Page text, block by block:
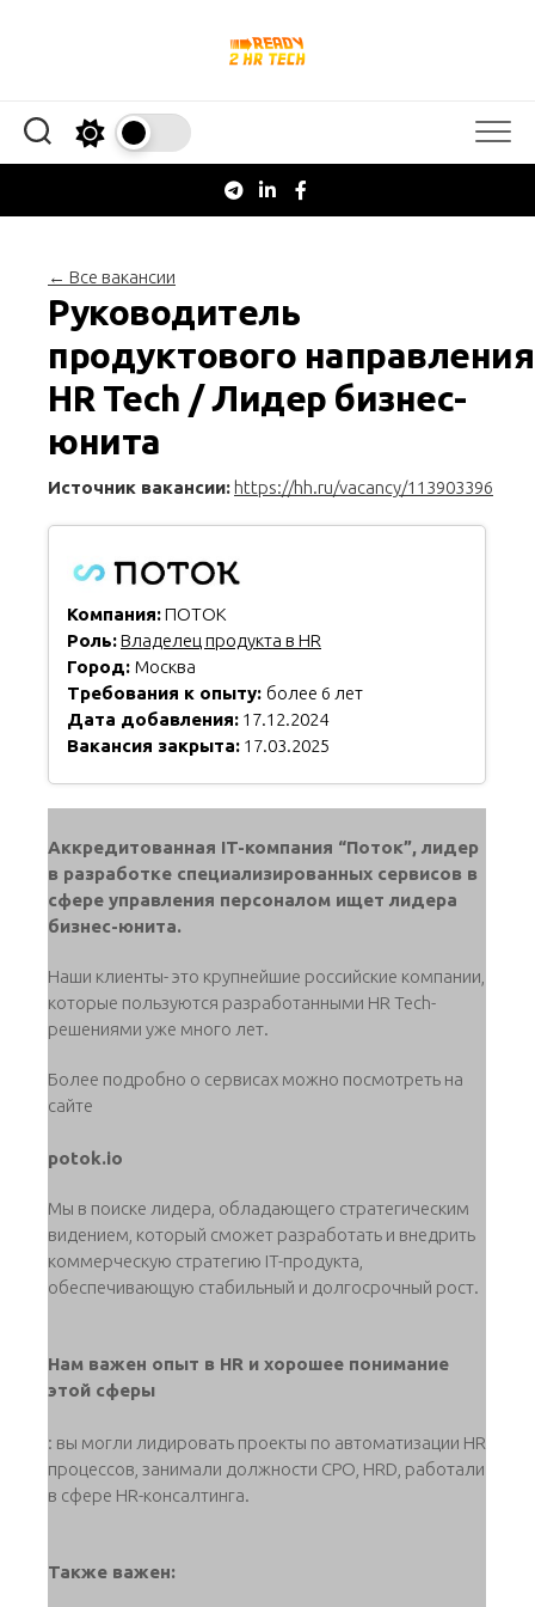
← Все вакансии
Руководитель
продуктового направления
HR Tech / Лидер бизнес-
юнита
Источник вакансии: https://hh.ru/vacancy/113903396
Компания:ПОТОК
Роль:Владелец продукта в HR
Город: Москва
Требования к опыту: более 6 лет
Дата добавления: 17.12.2024
Вакансия закрыта: 17.03.2025
Аккредитованная IT-компания “Поток”, лидер
в разработке специализированных сервисов в
сфере управления персоналом ищет лидера
бизнес-юнита.
Наши клиенты- это крупнейшие российские компании,
которые пользуются разработанными HR Tech-
решениями уже много лет.
Более подробно о сервисах можно посмотреть на
сайте
potok.io
Мы в поиске лидера, обладающего стратегическим
видением, который сможет разработать и внедрить
коммерческую стратегию IT-продукта,
обеспечивающую стабильный и долгосрочный рост.
Нам важен опыт в HR и хорошее понимание
этой сферы
: вы могли лидировать проекты по автоматизации HR
процессов, занимали должности CPO, HRD, работали
в сфере HR-консалтинга.
Также важен: